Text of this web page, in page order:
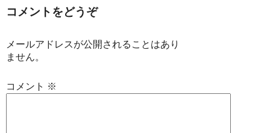
コメントをどうぞ
メールアドレスが公開されることはあり
ません。
コメント ※